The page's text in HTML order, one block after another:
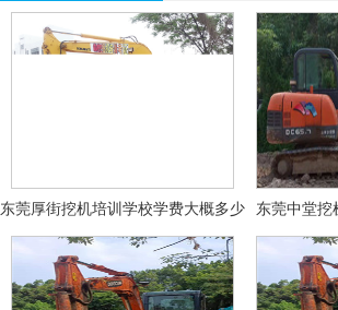
东莞厚街挖机培训学校学费大概多少 东莞中堂挖